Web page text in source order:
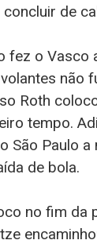
de
fez o Vasco
não
Roth
tempo.
São Paulo a
de bola.
no fim da